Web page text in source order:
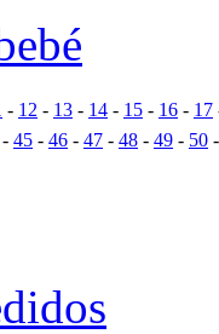
- 12 - 13 - 14 - 15 - 16 - 17
- 45 - 46 - 47 - 48 - 49 - 50